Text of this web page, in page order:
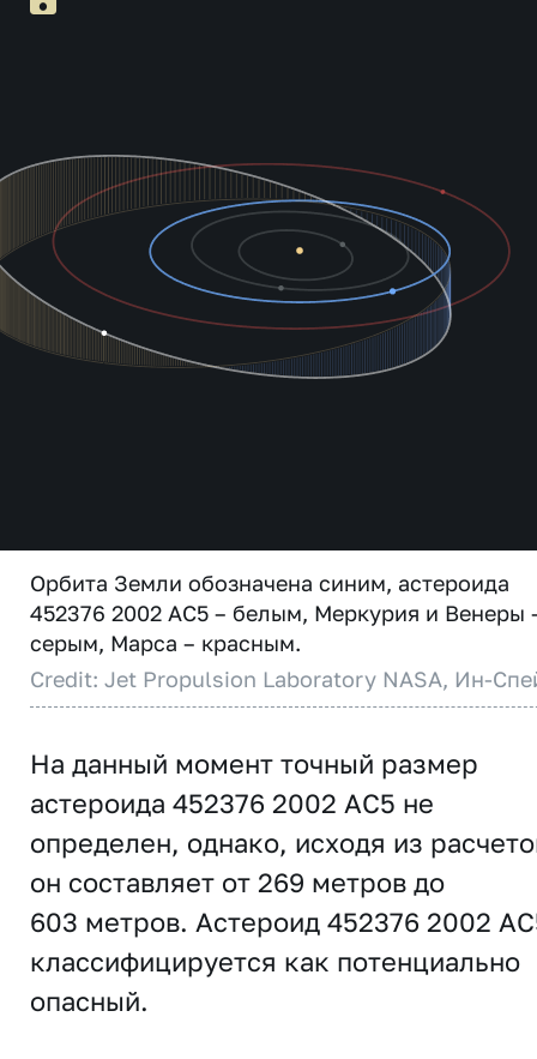
Орбита Земли обозначена синим, астероида
452376 2002 AC5 – белым, Меркурия и Венеры
серым, Марса – красным.
Credit: Jet Propulsion Laboratory NASA, Ин-
На данный момент точный размер
астероида 452376 2002 AC5 не
определен, однако, исходя из
он составляет от 269 метров до
603 метров. Астероид 452376 2002
классифицируется как потенциально
опасный.